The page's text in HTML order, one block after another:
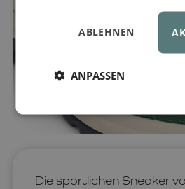
Die sportlichen Sneaker
ABLEHNEN
ANPASSEN